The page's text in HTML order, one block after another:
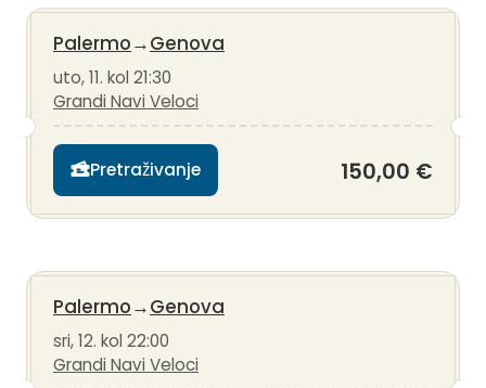
Palermo→Genova
uto, 11. kol 21:30
Grandi Navi Veloci
Pretraživanje 150,00 €
Palermo→Genova
sri, 12. kol 22:00
Grandi Navi Veloci